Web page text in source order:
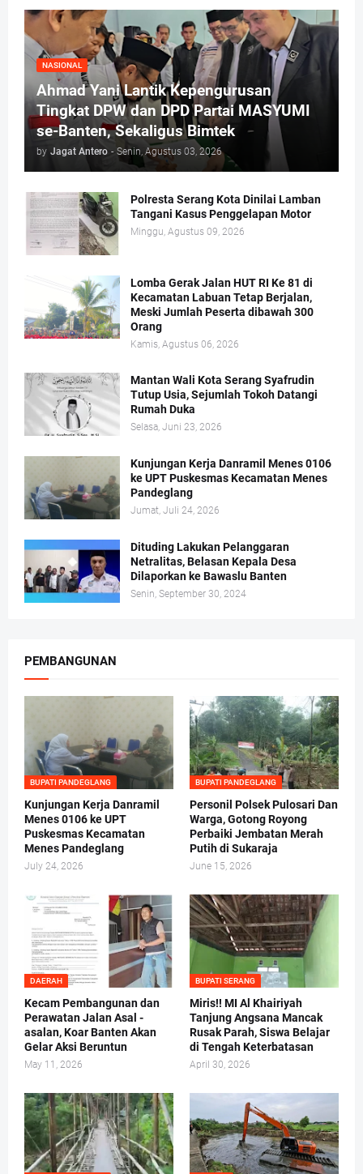
NASIONAL
Ahmad Yani Lantik Kepengurusan
Tingkat DPW dan DPD Partai MASYUMI
se-Banten, Sekaligus Bimtek
by Jagat Antero - Senin, Agustus 03, 2026
Polresta Serang Kota Dinilai Lamban
Tangani Kasus Penggelapan Motor
Minggu, Agustus 09, 2026
Lomba Gerak Jalan HUT RI Ke 81 di
Kecamatan Labuan Tetap Berjalan,
Meski Jumlah Peserta dibawah 300
Orang
Kamis, Agustus 06, 2026
Mantan Wali Kota Serang Syafrudin
Tutup Usia, Sejumlah Tokoh Datangi
Rumah Duka
Selasa, Juni 23, 2026
Kunjungan Kerja Danramil Menes 0106
ke UPT Puskesmas Kecamatan Menes
Pandeglang
Jumat, Juli 24, 2026
Dituding Lakukan Pelanggaran
Netralitas, Belasan Kepala Desa
Dilaporkan ke Bawaslu Banten
Senin, September 30, 2024
PEMBANGUNAN
BUPATI PANDEGLANG
Kunjungan Kerja Danramil
Menes 0106 ke UPT
Puskesmas Kecamatan
Menes Pandeglang
July 24, 2026
BUPATI PANDEGLANG
Personil Polsek Pulosari Dan
Warga, Gotong Royong
Perbaiki Jembatan Merah
Putih di Sukaraja
June 15, 2026
DAERAH
Kecam Pembangunan dan
Perawatan Jalan Asal -
asalan, Koar Banten Akan
Gelar Aksi Beruntun
May 11, 2026
BUPATI SERANG
Miris!! MI Al Khairiyah
Tanjung Angsana Mancak
Rusak Parah, Siswa Belajar
di Tengah Keterbatasan
April 30, 2026